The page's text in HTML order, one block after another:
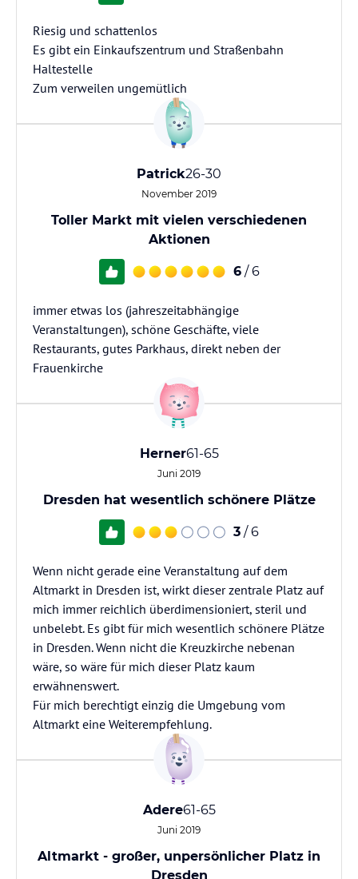
Riesig und schattenlos
Es gibt ein Einkaufszentrum und Straßenbahn
Haltestelle
Zum verweilen ungemütlich
Patrick26-30
November 2019
Toller Markt mit vielen verschiedenen
Aktionen
6 / 6
immer etwas los (jahreszeitabhängige
Veranstaltungen), schöne Geschäfte, viele
Restaurants, gutes Parkhaus, direkt neben der
Frauenkirche
Herner61-65
Juni 2019
Dresden hat wesentlich schönere Plätze
3 / 6
Wenn nicht gerade eine Veranstaltung auf dem
Altmarkt in Dresden ist, wirkt dieser zentrale Platz auf
mich immer reichlich überdimensioniert, steril und
unbelebt. Es gibt für mich wesentlich schönere Plätze
in Dresden. Wenn nicht die Kreuzkirche nebenan
wäre, so wäre für mich dieser Platz kaum
erwähnenswert.
Für mich berechtigt einzig die Umgebung vom
Altmarkt eine Weiterempfehlung.
Adere61-65
Juni 2019
Altmarkt - großer, unpersönlicher Platz in
Dresden